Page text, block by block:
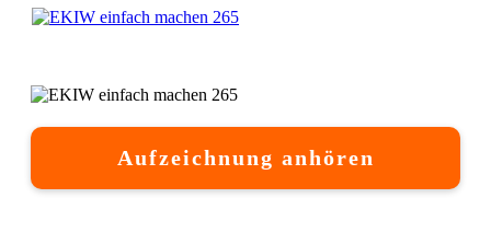
Aufzeichnung anhören